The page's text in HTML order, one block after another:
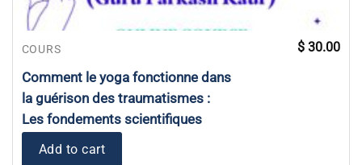
COURS
Comment le yoga fonctionne dans
la guérison des traumatismes :
Les fondements scientifiques
$ 30.00
Add to cart